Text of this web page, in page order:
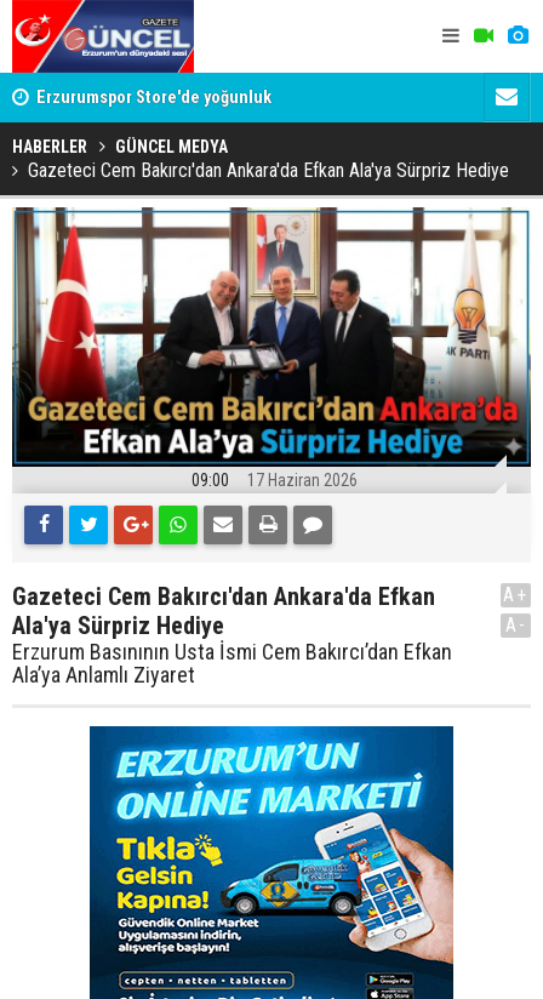
Erzurumspor Store'de yoğunluk Adalet
HABERLER GÜNCEL MEDYA
Gazeteci Cem Bakırcı'dan Ankara'da Efkan Ala'ya Sürpriz Hediye
09:00 17 Haziran 2026
Gazeteci Cem Bakırcı'dan Ankara'da Efkan
Ala'ya Sürpriz Hediye
Erzurum Basınının Usta İsmi Cem Bakırcı’dan Efkan
Ala’ya Anlamlı Ziyaret
A+
A-